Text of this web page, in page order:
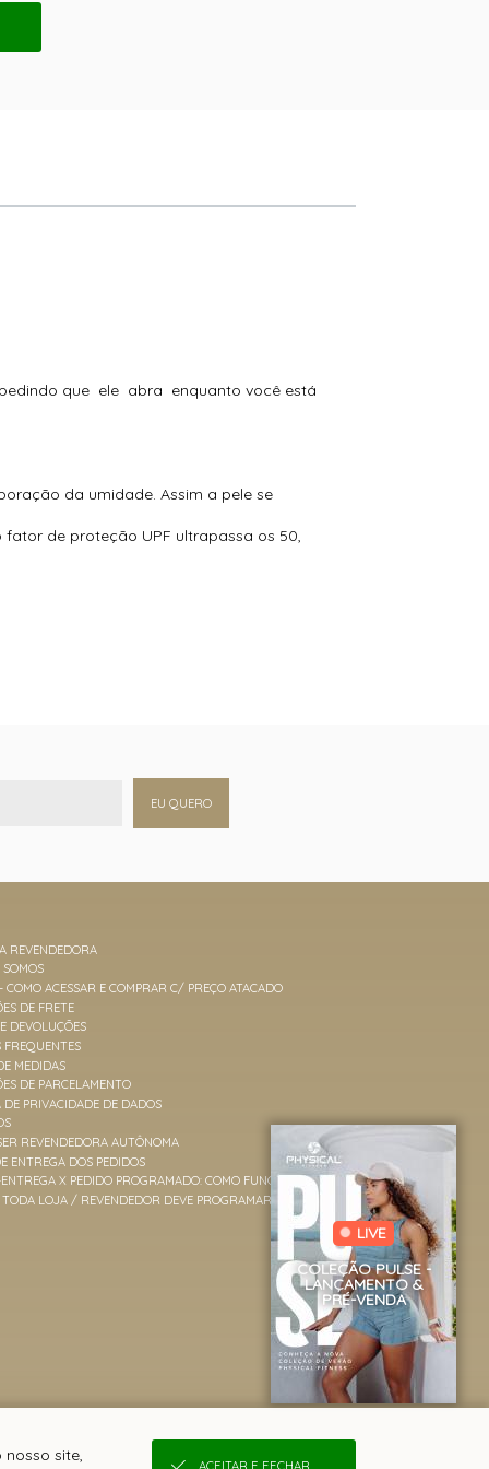
que ele abra enquanto você está
da umidade. Assim a pele se
de proteção UPF ultrapassa os 50,
EU QUERO
REVENDEDORA
COMO ACESSAR E COMPRAR C/ PREÇO ATACADO
DE FRETE
DEVOLUÇÕES
FREQUENTES
MEDIDAS
DE PARCELAMENTO
DE PRIVACIDADE DE DADOS
REVENDEDORA AUTÔNOMA
ENTREGA DOS PEDIDOS
X PEDIDO PROGRAMADO: COMO FUNCIONAM
LOJA / REVENDEDOR DEVE PROGRAMAR PEDIDOS?
LIVE
COLEÇÃO PULSE -
LANÇAMENTO &
PRÉ-VENDA
site,